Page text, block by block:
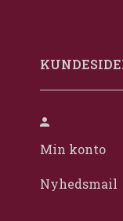
Min konto
Nyhedsmail